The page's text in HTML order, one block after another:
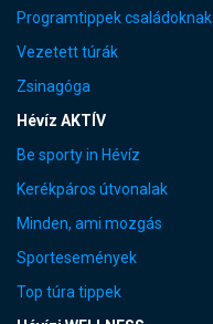
Programtippek családoknak
Vezetett túrák
Zsinagóga
Hévíz AKTÍV
Be sporty in Hévíz
Kerékpáros útvonalak
Minden, ami mozgás
Sportesemények
Top túra tippek